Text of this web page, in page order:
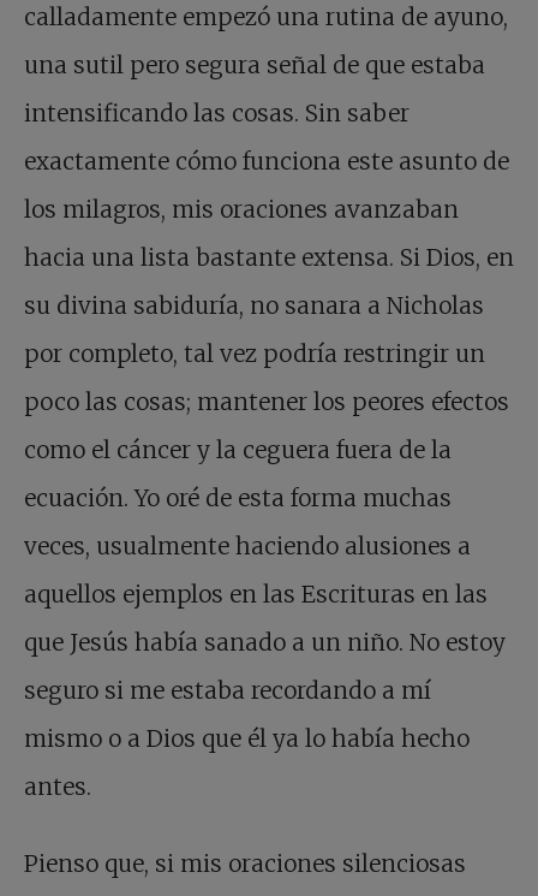
calladamente empezó una rutina de ayuno,
una sutil pero segura señal de que estaba
intensificando las cosas. Sin saber
exactamente cómo funciona este asunto de
los milagros, mis oraciones avanzaban
hacia una lista bastante extensa. Si Dios, en
su divina sabiduría, no sanara a Nicholas
por completo, tal vez podría restringir un
poco las cosas; mantener los peores efectos
como el cáncer y la ceguera fuera de la
ecuación. Yo oré de esta forma muchas
veces, usualmente haciendo alusiones a
aquellos ejemplos en las Escrituras en las
que Jesús había sanado a un niño. No estoy
seguro si me estaba recordando a mí
mismo o a Dios que él ya lo había hecho
antes.
Pienso que, si mis oraciones silenciosas